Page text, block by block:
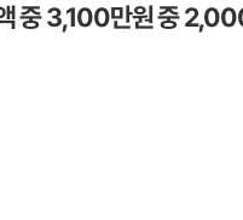
중 3,100만원 중